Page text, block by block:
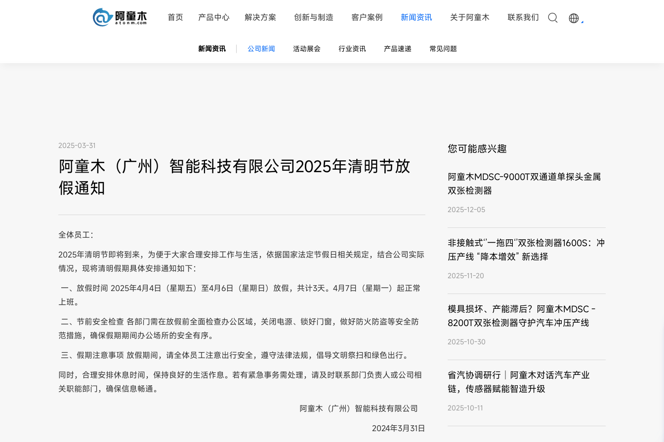
首页 产品中心 解决方案 创新与制造 客户案例 新闻资讯
新闻资讯 公司新闻 活动展会 行业资讯 产品速递 常见问题
关于阿童木 联系我们
2025-03-31
阿童木（广州）智能科技有限公司2025年清明节放
假通知
全体员工：
2025年清明节即将到来，为便于大家合理安排工作与生活，依据国家法定节假日相关规定，结合公司实际
情况，现将清明假期具体安排通知如下：
一、放假时间 2025年4月4日（星期五）至4月6日（星期日）放假，共计3天。4月7日（星期一）起正常
上班。
二、节前安全检查 各部门需在放假前全面检查办公区域，关闭电源、锁好门窗，做好防火防盗等安全防
范措施，确保假期期间办公场所的安全有序。
三、假期注意事项 放假期间，请全体员工注意出行安全，遵守法律法规，倡导文明祭扫和绿色出行。
同时，合理安排休息时间，保持良好的生活作息。若有紧急事务需处理，请及时联系部门负责人或公司相
关职能部门，确保信息畅通。
阿童木（广州）智能科技有限公司
2024年3月31日
您可能感兴趣
阿童木MDSC-9000T双通道单探头金属
双张检测器
2025-12-05
非接触式‘’一拖四‘’双张检测器1600S：冲
压产线 “降本增效” 新选择
2025-11-20
模具损坏、产能滞后？阿童木MDSC -
8200T双张检测器守护汽车冲压产线
2025-10-30
省汽协调研行｜阿童木对话汽车产业
链，传感器赋能智造升级
2025-10-11